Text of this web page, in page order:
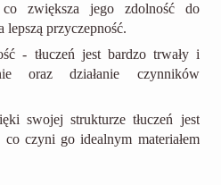
zwiększa jego zdolność do
lepszą przyczepność.
- tłuczeń jest bardzo trwały i
oraz działanie czynników
swojej strukturze tłuczeń jest
co czyni go idealnym materiałem